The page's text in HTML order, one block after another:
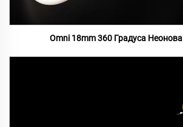
Omni 18mm 360 Градуса